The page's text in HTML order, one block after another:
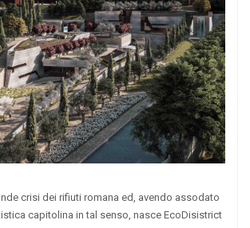
crisi dei rifiuti romana ed, avendo assodato
capitolina in tal senso, nasce EcoDisistrict